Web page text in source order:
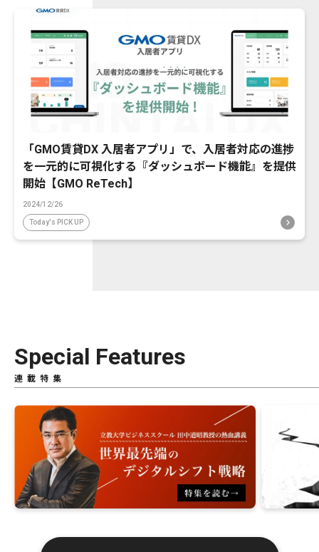
「GMO賃貸DX 入居者アプリ」で、入居者対応の進捗
を一元的に可視化する『ダッシュボード機能』を提供
開始【GMO ReTech】
2024/12/26
Today's PICK UP
Special Features
連載特集